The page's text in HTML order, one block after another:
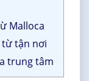
Malloca
từ tận nơi
trung tâm